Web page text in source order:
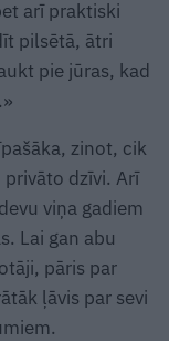
arī praktiski
pilsētā, ātri
pie jūras, kad
zinot, cik
privāto dzīvi. Arī
viņa gadiem
Lai gan abu
pāris par
ļāvis par sevi